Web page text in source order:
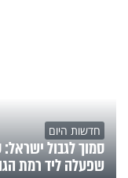
חדשות היום
סמוך לגבול
שפעלה ליד רמת